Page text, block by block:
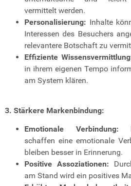
vermittelt werden.
Personalisierung: Inhalte
Interessen des Besuchers
relevantere Botschaft zu
Effiziente
in ihrem eigenen Tempo
am System klären.
3. Stärkere Markenbindung:
Emotionale Verbindung:
schaffen eine emotionale
bleiben besser in Erinnerung.
Positive Assoziationen:
am Stand wird ein positives